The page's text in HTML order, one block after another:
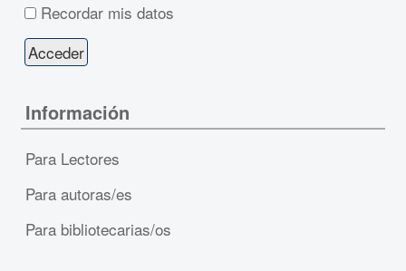
Recordar mis datos
Información
Para Lectores
Para autoras/es
Para bibliotecarias/os